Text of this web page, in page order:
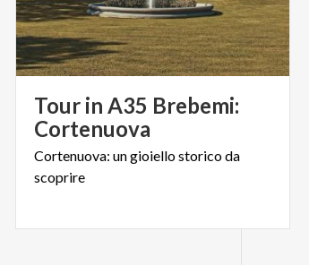
Tour in A35 Brebemi:
Cortenuova
Cortenuova: ungioiellostoricoda
scoprire